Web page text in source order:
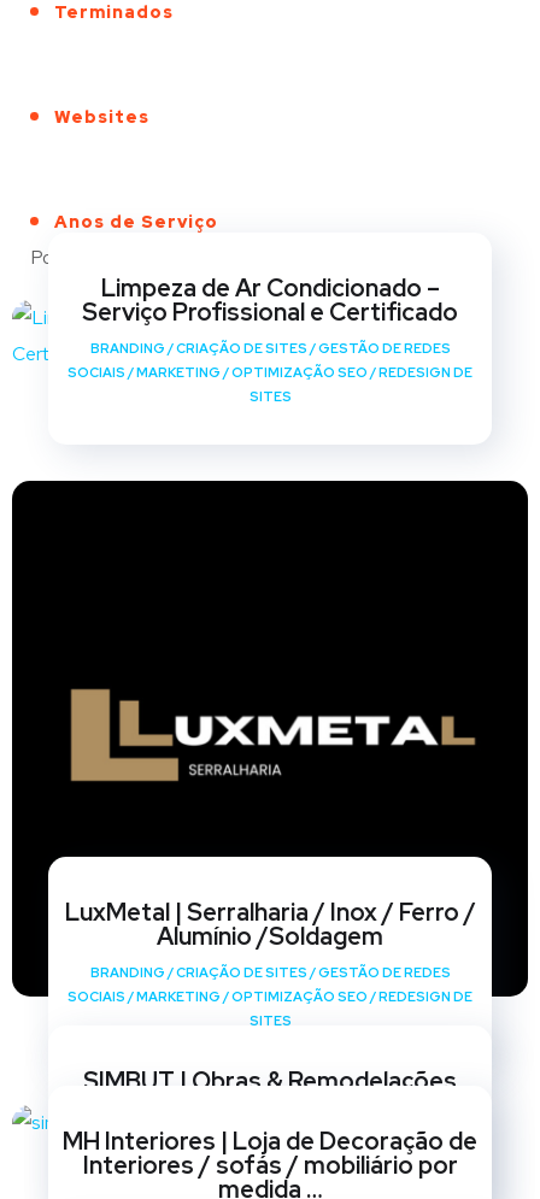
Terminados
Websites
Anos de Serviço
Portfólio
Limpeza de Ar Condicionado –
Serviço Profissional e Certificado
BRANDING /CRIAÇÃO DE SITES /GESTÃO DE REDES
SOCIAIS /MARKETING /OPTIMIZAÇÃO SEO /REDESIGN DE
SITES
LuxMetal | Serralharia / Inox / Ferro /
Alumínio /Soldagem
BRANDING /CRIAÇÃO DE SITES /GESTÃO DE REDES
SOCIAIS /MARKETING /OPTIMIZAÇÃO SEO /REDESIGN DE
SITES
SIMBUT | Obras & Remodelações
SOCIAIS /MARKETING OPTIMIZAÇÃO SEO/ REDESIGN DE
SITES
MH Interiores | Loja de Decoração de
Interiores / sofás / mobiliário por
medida …